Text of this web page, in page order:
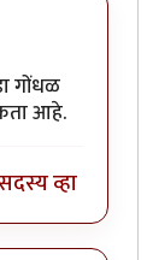
गोंधळ
आहे.
व्हा